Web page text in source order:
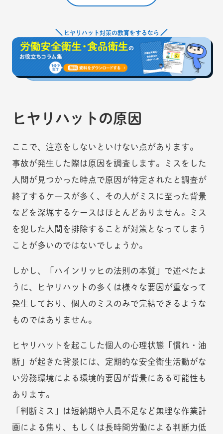
ヒヤリハット対策の教育をするなら
ヒヤリハットの原因
ここで、注意をしないといけない点があります。
事故が発生した際は原因を調査します。ミスをした
人間が見つかった時点で原因が特定されたと調査が
終了するケースが多く、その人がミスに至った背景
などを深堀するケースはほとんどありません。ミス
を犯した人間を排除することが対策となってしまう
ことが多いのではないでしょうか。
しかし、「ハインリッヒの法則の本質」で述べたよ
うに、ヒヤリハットの多くは様々な要因が重なって
発生しており、個人のミスのみで完結できるような
ものではありません。
ヒヤリハットを起こした個人の心理状態「慣れ・油
断」が起きた背景には、定期的な安全衛生活動がな
い労務環境による環境的要因が背景にある可能性も
あります。
「判断ミス」は短納期や人員不足など無理な作業計
画による焦り、もしくは長時間労働による判断力低